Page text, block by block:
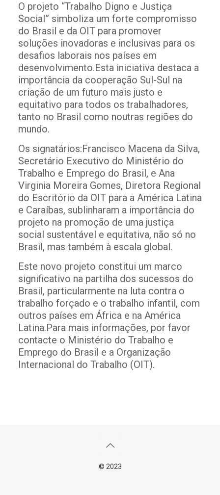
O projeto “Trabalho Digno e Justiça
Social” simboliza um forte compromisso
do Brasil e da OIT para promover
soluções inovadoras e inclusivas para os
desafios laborais nos países em
desenvolvimento.Esta iniciativa destaca a
importância da cooperação Sul-Sul na
criação de um futuro mais justo e
equitativo para todos os trabalhadores,
tanto no Brasil como noutras regiões do
mundo.
Os signatários:Francisco Macena da Silva,
Secretário Executivo do Ministério do
Trabalho e Emprego do Brasil, e Ana
Virginia Moreira Gomes, Diretora Regional
do Escritório da OIT para a América Latina
e Caraíbas, sublinharam a importância do
projeto na promoção de uma justiça
social sustentável e equitativa, não só no
Brasil, mas também à escala global.
Este novo projeto constitui um marco
significativo na partilha dos sucessos do
Brasil, particularmente na luta contra o
trabalho forçado e o trabalho infantil, com
outros países em África e na América
Latina.Para mais informações, por favor
contacte o Ministério do Trabalho e
Emprego do Brasil e a Organização
Internacional do Trabalho (OIT).
© 2023